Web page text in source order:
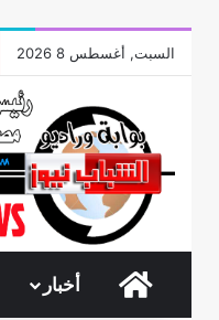
السبت, أغسطس 8 2026
الرئيسية
أخبار